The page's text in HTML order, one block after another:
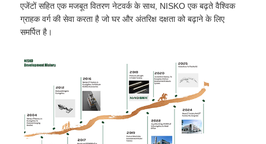
एजेंटों सहित एक मजबूत वितरण नेटवर्क के साथ, NISKO एक बढ़ते वैश्विक
ग्राहक वर्ग की सेवा करता है जो घर और अंतरिक्ष दक्षता को बढ़ाने के लिए
समर्पित है।